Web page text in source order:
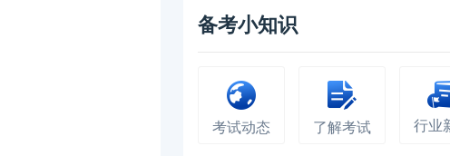
备考小知识
考试动态 了解考试 行业